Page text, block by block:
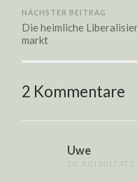
NÄCHSTER BEITRAG
Die heimliche
markt
2 Kommentare
Uwe
20. JULI 2017 AT